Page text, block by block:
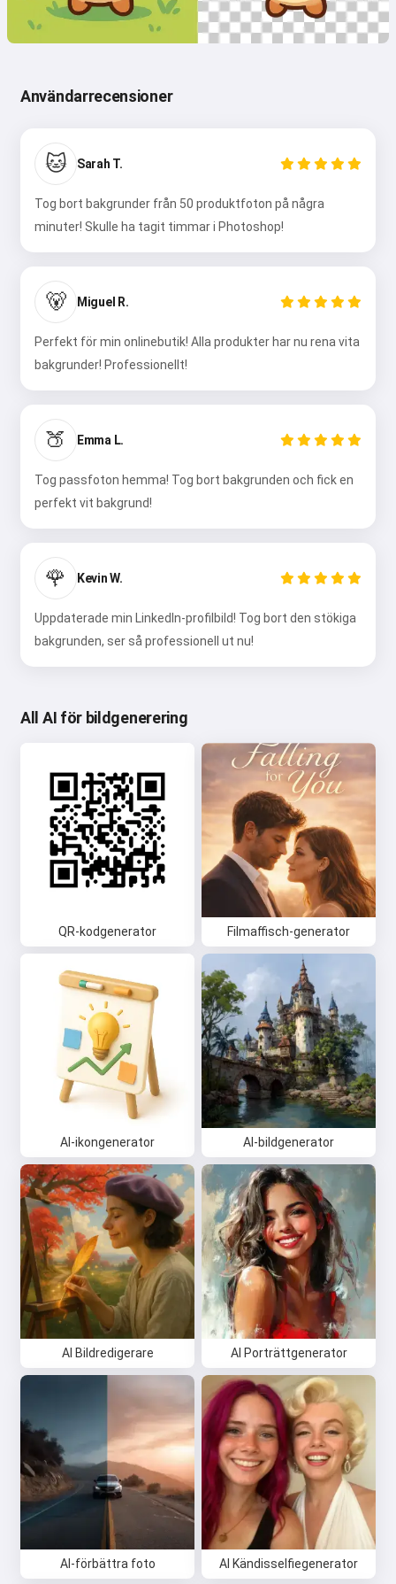
Användarrecensioner
🐱 Sarah T.
Tog bort bakgrunder från 50 produktfoton på några
minuter! Skulle ha tagit timmar i Photoshop!
🐻 Miguel R.
Perfekt för min onlinebutik! Alla produkter har nu rena vita
bakgrunder! Professionellt!
🍑 Emma L.
Tog passfoton hemma! Tog bort bakgrunden och fick en
perfekt vit bakgrund!
🌹 Kevin W.
Uppdaterade min LinkedIn-profilbild! Tog bort den stökiga
bakgrunden, ser så professionell ut nu!
All AI för bildgenerering
QR-kodgenerator Filmaffisch-generator
AI-ikongenerator AI-bildgenerator
AI Bildredigerare AI Porträttgenerator
AI-förbättra foto AI Kändisselfiegenerator